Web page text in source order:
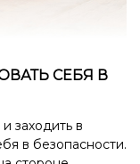
СЕБЯ В
заходить в
в безопасности.